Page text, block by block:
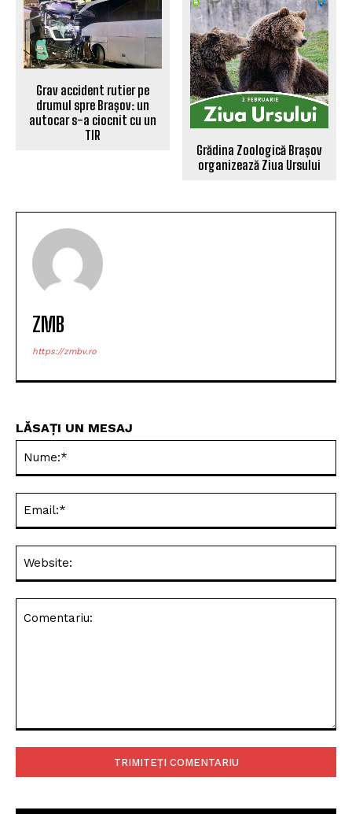
Grav accident rutier pe
drumul spre Brașov: un
autocar s-a ciocnit cu un
TIR
Grădina Zoologică Brașov
organizează Ziua Ursului
ZMB
https://zmbv.ro
LĂSAȚI UN MESAJ